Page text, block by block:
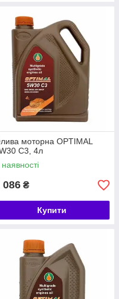
моторна OPTIMAL
С3, 4л
086 ₴
Купити